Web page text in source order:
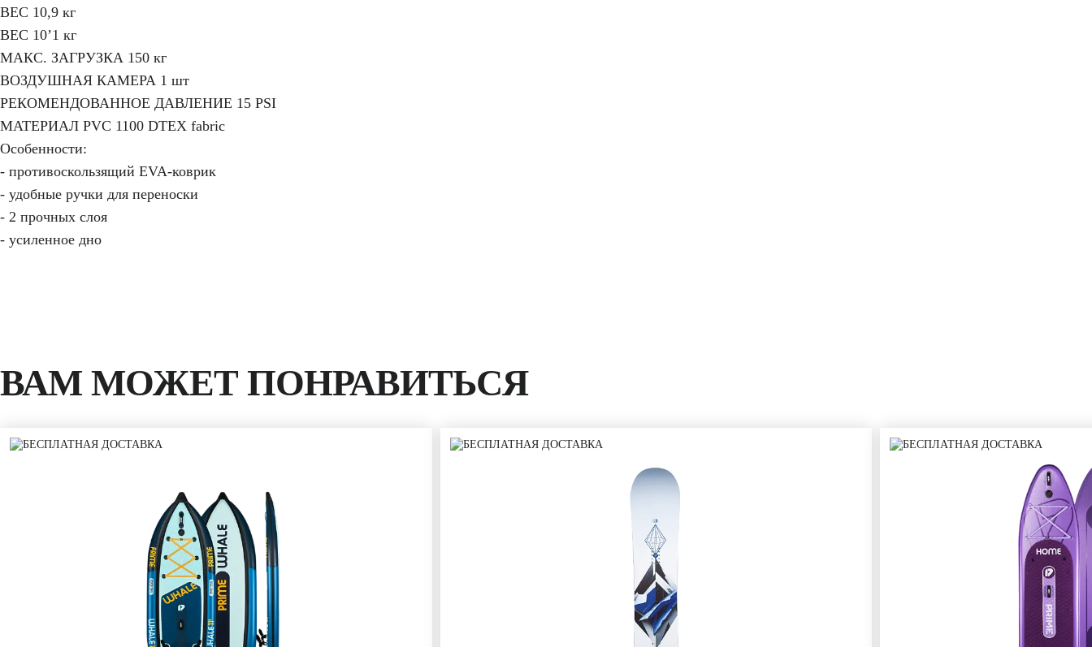
ВЕС 10,9 кг
ВЕС 10’1 кг
МАКС. ЗАГРУЗКА 150 кг
ВОЗДУШНАЯ КАМЕРА 1 шт
РЕКОМЕНДОВАННОЕ ДАВЛЕНИЕ 15 PSI
МАТЕРИАЛ PVC 1100 DTEX fabric
Особенности:
- противоскользящий EVA-коврик
- удобные ручки для переноски
- 2 прочных слоя
- усиленное дно
ВАМ МОЖЕТ ПОНРАВИТЬСЯ